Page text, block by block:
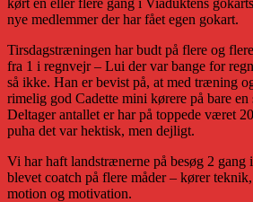
kørt en eller flere gang i Viaduktens
nye medlemmer der har fået egen gokart.
Tirsdagstræningen har budt på flere og
fra 1 i regnvejr – Lui der var bange for
så ikke. Han er bevist på, at med træning
rimelig god Cadette mini kørere på bare en
Deltager antallet er har på toppede været
puha det var hektisk, men dejligt.
Vi har haft landstrænerne på besøg 2 gang
blevet coatch på flere måder – kører
motion og motivation.